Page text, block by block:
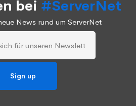
bei #ServerNet
News rund um ServerNet